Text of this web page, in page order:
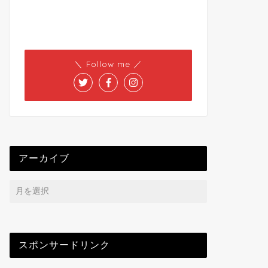
＼ Follow me ／
アーカイブ
スポンサードリンク